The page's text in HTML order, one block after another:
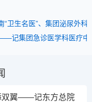
生名医”、集团泌尿外科
记集团急诊医学科医疗中
双翼——记东方总院